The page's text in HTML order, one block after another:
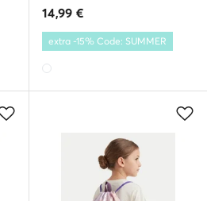
14,99 €
extra -15% Code: SUMMER